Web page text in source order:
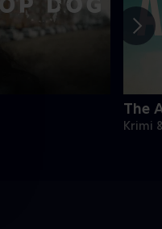
The
Krimi